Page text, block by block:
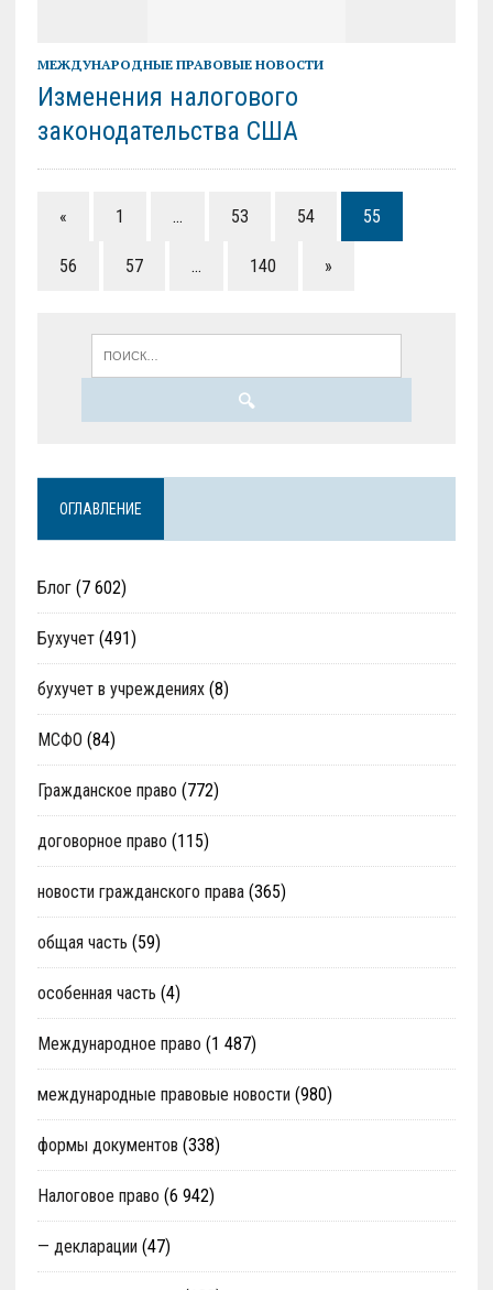
МЕЖДУНАРОДНЫЕ ПРАВОВЫЕ НОВОСТИ
Изменения налогового
законодательства США
« 1 … 53 54 55
56 57 … 140 »
ОГЛАВЛЕНИЕ
Блог(7 602)
Бухучет(491)
бухучет в учреждениях(8)
МСФО (84)
Гражданское право (772)
договорное право (115)
новости гражданского права(365)
общая часть (59)
особенная часть (4)
Международное право (1 487)
международные правовые новости (980)
формы документов (338)
Налоговое право (6 942)
— декларации (47)